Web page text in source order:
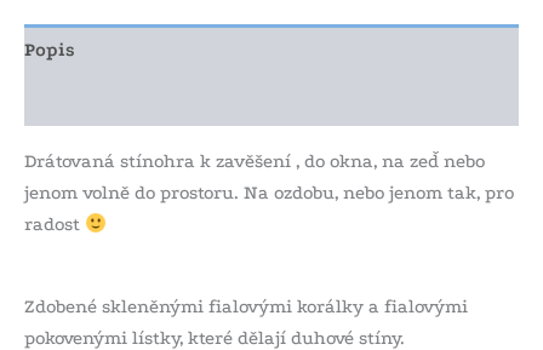
Popis
Drátovaná stínohra k zavěšení , do okna, na zeď nebo
jenom volně do prostoru. Na ozdobu, nebo jenom tak, pro
radost
Zdobené skleněnými fialovými korálky a fialovými
pokovenými lístky, které dělají duhové stíny.